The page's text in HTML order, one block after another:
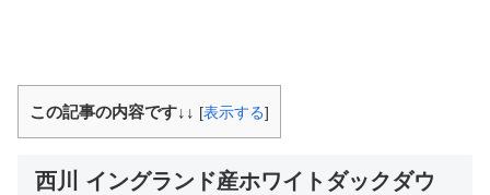
この記事の内容です↓↓ [表示する]
西川 イングランド産ホワイトダックダウ